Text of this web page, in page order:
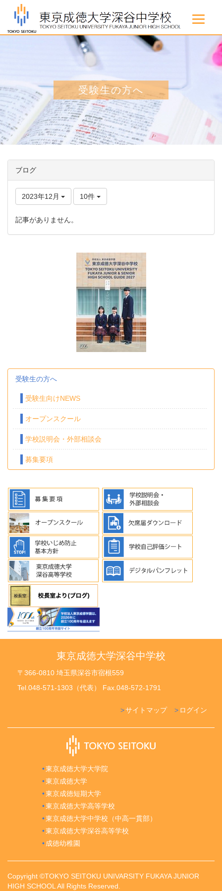
受験生の方へ
ブログ
2023年12月 10件
記事がありません。
受験生の方へ
受験生向けNEWS
オープンスクール
学校説明会・外部相談会
募集要項
東京成徳大学深谷中学校
〒366-0810 埼玉県深谷市宿根559
Tel.048-571-1303（代表） Fax.048-572-1791
ログイン
サイトマップ
東京成徳大学大学院
東京成徳大学
東京成徳短期大学
東京成徳大学高等学校
東京成徳大学中学校（中高一貫部）
東京成徳大学深谷高等学校
成徳幼稚園
Copyright ©TOKYO SEITOKU UNIVARSITY FUKAYA JUNIOR
HIGH SCHOOL All Rights Reserved.